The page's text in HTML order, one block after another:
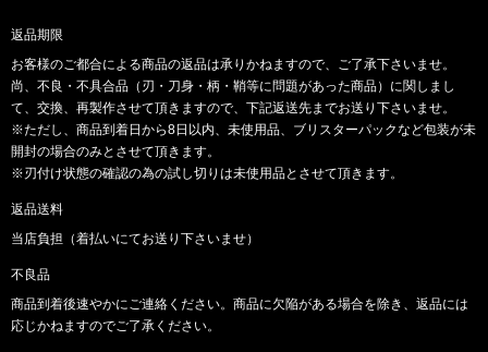
返品期限
お客様のご都合による商品の返品は承りかねますので、ご了承下さいませ。
尚、不良・不具合品（刃・刀身・柄・鞘等に問題があった商品）に関しまし
て、交換、再製作させて頂きますので、下記返送先までお送り下さいませ。
※ただし、商品到着日から8日以内、未使用品、ブリスターパックなど包装が未
開封の場合のみとさせて頂きます。
※刃付け状態の確認の為の試し切りは未使用品とさせて頂きます。
返品送料
当店負担（着払いにてお送り下さいませ）
不良品
商品到着後速やかにご連絡ください。商品に欠陥がある場合を除き、返品には
応じかねますのでご了承ください。